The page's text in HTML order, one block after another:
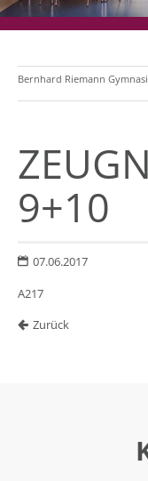
Bernhard Riemann
9+10
07.06.2017
A217
Zurück